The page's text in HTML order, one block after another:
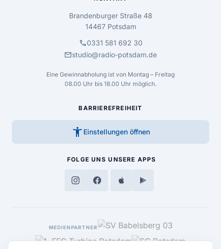
Brandenburger Straße 48
14467 Potsdam
call0331 581 692 30
mailstudio@radio-potsdam.de
Eine Gewinnabholung ist von Montag – Freitag
08.00 Uhr bis 18.00 Uhr möglich.
BARRIEREFREIHEIT
accessibility_new Einstellungen öffnen
FOLGE UNS UNSERE APPS
MEDIENPARTNER